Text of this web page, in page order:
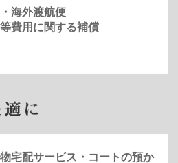
海外渡航便
費用に関する補償
宅配サービス・コートの預か